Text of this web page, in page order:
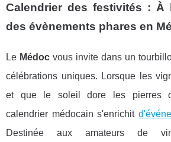
Calendrier des festivités : À
des évènements phares en
Le Médocvous invite dans un
célébrations uniques. Lorsque les
et que le soleil dore les pierres
calendrier médocain s'enrichit
Destinée aux amateurs de